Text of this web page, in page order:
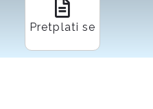
Pretplati se